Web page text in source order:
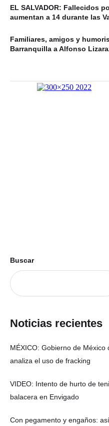
EL SALVADOR: Fallecidos
aumentan a 14 durante las
Familiares, amigos y
Barranquilla a Alfonso
Buscar
Noticias recientes
MÉXICO: Gobierno de
analiza el uso de fracking
VIDEO: Intento de hurto de
balacera en Envigado
Con pegamento y engaños: